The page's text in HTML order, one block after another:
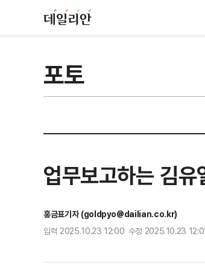
포토
업무보고하는 김
홍금표기자 (goldpyo@dailian.co.kr)
입력 2025.10.23 12:00 수정 2025.10.23